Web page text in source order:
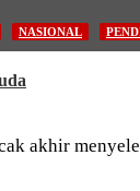
NASIONAL
akhir